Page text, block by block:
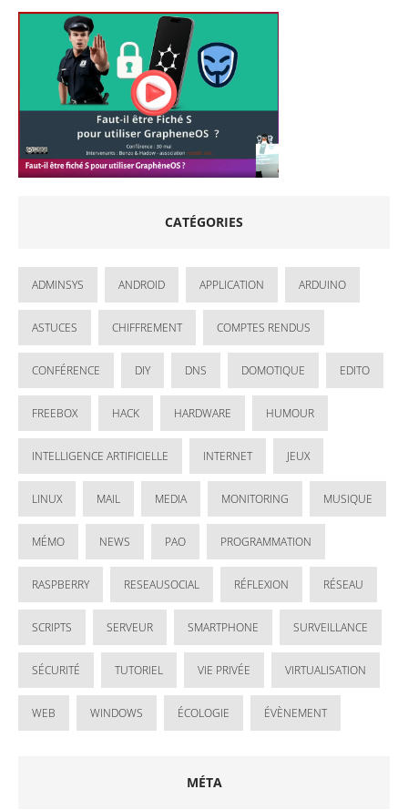
CATÉGORIES
ADMINSYS ANDROID APPLICATION ARDUINO
ASTUCES CHIFFREMENT COMPTES RENDUS
CONFÉRENCE DIY DNS DOMOTIQUE EDITO
FREEBOX HACK HARDWARE HUMOUR
INTELLIGENCE ARTIFICIELLE INTERNET JEUX
LINUX MAIL MEDIA MONITORING MUSIQUE
MÉMO NEWS PAO PROGRAMMATION
RASPBERRY RESEAUSOCIAL RÉFLEXION RÉSEAU
SCRIPTS SERVEUR SMARTPHONE SURVEILLANCE
SÉCURITÉ TUTORIEL VIE PRIVÉE VIRTUALISATION
WEB WINDOWS ÉCOLOGIE ÉVÈNEMENT
MÉTA